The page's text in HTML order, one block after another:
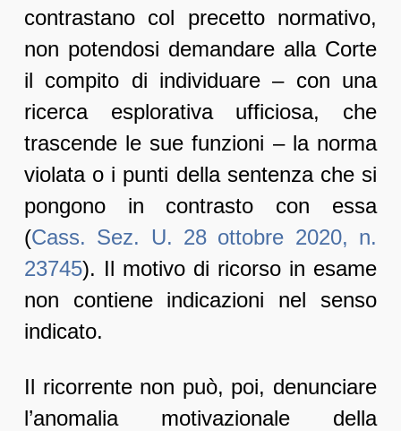
contrastano col precetto normativo,
non potendosi demandare alla Corte
il compito di individuare – con una
ricerca esplorativa ufficiosa, che
trascende le sue funzioni – la norma
violata o i punti della sentenza che si
pongono in contrasto con essa
(Cass. Sez. U. 28 ottobre 2020, n.
23745). Il motivo di ricorso in esame
non contiene indicazioni nel senso
indicato.
Il ricorrente non può, poi, denunciare
l’anomalia motivazionale della